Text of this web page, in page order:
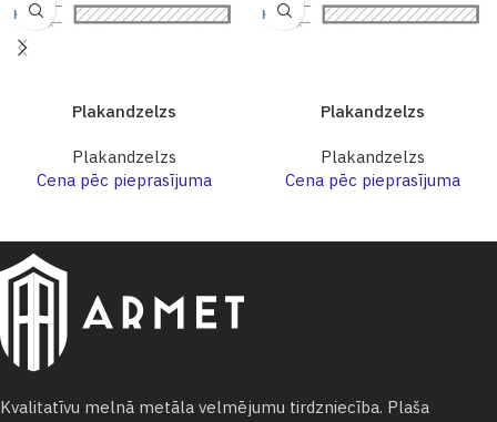
Plakandzelzs
Plakandzelzs
Cena pēc pieprasījuma
Plakandzelzs
Plakandzelzs
Cena pēc pieprasījuma
Kvalitatīvu melnā metāla velmējumu tirdzniecība. Plaša